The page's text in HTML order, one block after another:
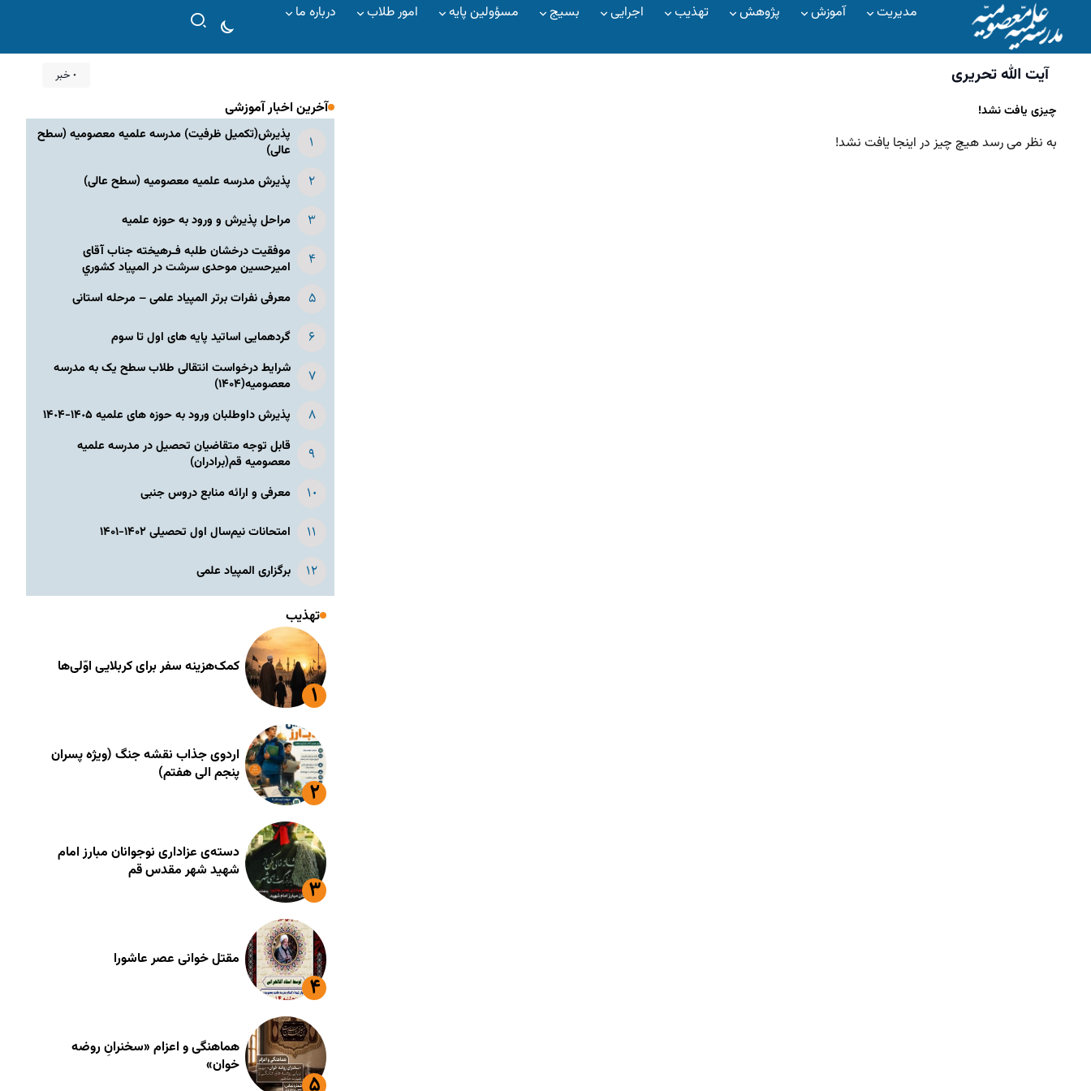
مدیریت آموزش پژوهش تهذیب اجرایی بسیج مسؤولین پایه امور طلاب درباره ما
آیت الله تحریری ۰ خبر
چیزی یافت نشد!
به نظر می رسد هیچ چیز در اینجا یافت نشد!
آخرین اخبار آموزشی
پذیرش(تکمیل ظرفیت) مدرسه علمیه معصومیه‌ (سطح
عالی)
پذیرش مدرسه علمیه معصومیه‌ (سطح عالی)
مراحل پذیرش و ورود به حوزه علمیه
موفقیت درخشان طلبه فـرهیخته جناب آقای
امیرحسین موحدی سرشت در المپياد كشوري
معرفی نفرات برتر المپیاد علمی – مرحله استانی
گردهمایی اساتید پایه های اول تا سوم
شرایط درخواست انتقالی طلاب سطح یک به مدرسه
معصومیه(۱۴۰۴)
پذیرش داوطلبان ورود به حوزه های علمیه ١۴٠۵-١۴٠۴
قابل توجه متقاضیان تحصیل در مدرسه علمیه
معصومیه قم(برادران)
معرفی و ارائه منابع دروس جنبی
امتحانات نیم‌سال اول تحصیلی ۱۴۰۲-۱۴۰۱
برگزاری المپیاد علمی
تهذیب
کمک‌هزینه سفر برای کربلایی اوّلی‌ها
اردوی جذاب نقشه جنگ (ویژه پسران
پنجم الی هفتم)
دسته‌ی عزاداری نوجوانان مبارز امام
شهید شهر مقدس قم
مقتل خوانی عصر عاشورا
هماهنگی و اعزام «سخنرانِ روضه
خوان»